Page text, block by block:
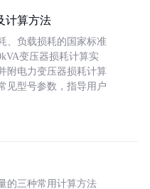
计算方法
、负载损耗的国家标准
变压器损耗计算实
附电力变压器损耗计算
见型号参数，指导用户
的三种常用计算方法